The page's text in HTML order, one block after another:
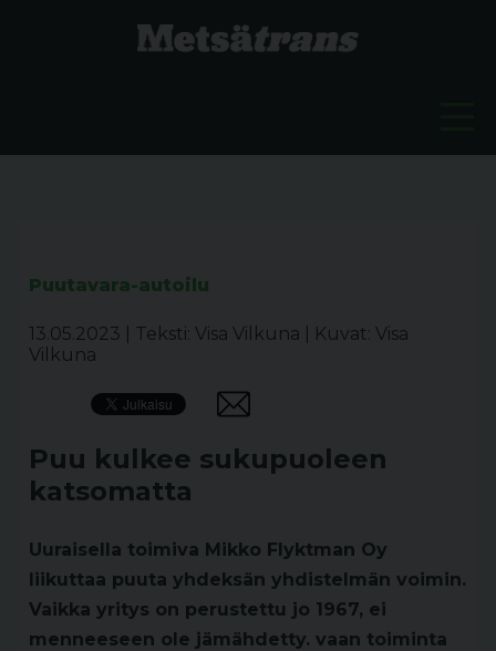
Puutavara-autoilu
13.05.2023 Teksti: Visa Vilkuna
Kuvat: Visa
Vilkuna
Puu kulkee sukupuoleen
katsomatta
Uuraisella toimiva Mikko Flyktman Oy
liikuttaa puuta yhdeksän yhdistelmän voimin.
Vaikka yritys on perustettu jo 1967, ei
menneeseen ole jämähdetty. vaan toiminta